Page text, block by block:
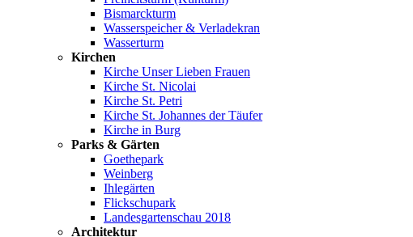
Bismarckturm
Wasserspeicher & Verladekran
Wasserturm
Kirchen
Kirche Unser Lieben Frauen
Kirche St. Nicolai
Kirche St. Petri
Kirche St. Johannes der Täufer
Kirche in Burg
Parks & Gärten
Goethepark
Weinberg
Ihlegärten
Flickschupark
Landesgartenschau 2018
Architektur